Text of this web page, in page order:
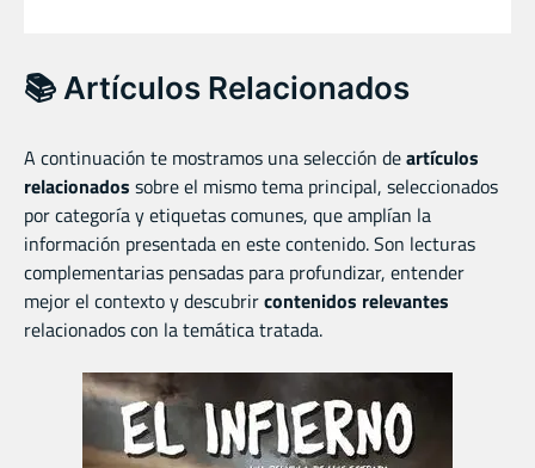
📚 Artículos Relacionados
A continuación te mostramos una selección deartículos
relacionados sobre el mismo tema principal, seleccionados
por categoría y etiquetas comunes, que amplían la
información presentada en este contenido. Son lecturas
complementarias pensadas para profundizar, entender
mejor el contexto y descubrircontenidos relevantes
relacionados con la temática tratada.